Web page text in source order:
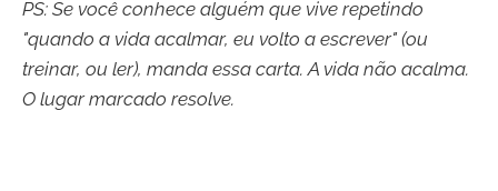
PS: Se você conhece alguém que vive repetindo
"quando a vida acalmar, eu volto a escrever" (ou
treinar, ou ler), manda essa carta. A vida não acalma.
O lugar marcado resolve.